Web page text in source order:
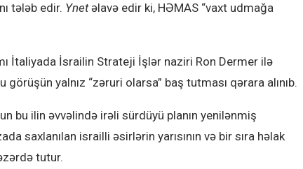
tələb edir. Ynetəlavə edir ki, HƏMAS “vaxt udmağa
İtaliyada İsrailin Strateji İşlər naziri Ron Dermer ilə
görüşün yalnız “zəruri olarsa” baş tutması qərara alınıb.
ilin əvvəlində irəli sürdüyü planın yenilənmiş
saxlanılan israilli əsirlərin yarısının və bir sıra həlak
tutur.